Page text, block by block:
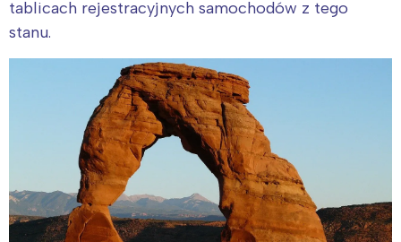
tablicach rejestracyjnych samochodów z tego
stanu.